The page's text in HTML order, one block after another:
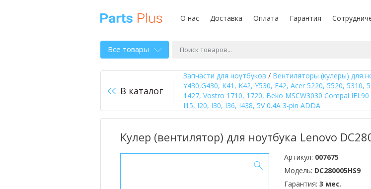
О нас Доставка Оплата Гарантия
Все товары
В каталог
Запчасти для ноутбуков / Вентиляторы (кулеры) для
Y430,G430, K41, K42, Y530, E42, Acer 5220, 5520,
1427, Vostro 1710, 1720, Beko MSCW3030 Compal
I15, I20, I30, I36, I438, 5V 0.4A 3-pin ADDA
Кулер (вентилятор) для ноутбука Lenovo
Артикул: 007675
Модель: DC280005HS9
Гарантия: 3 мес.